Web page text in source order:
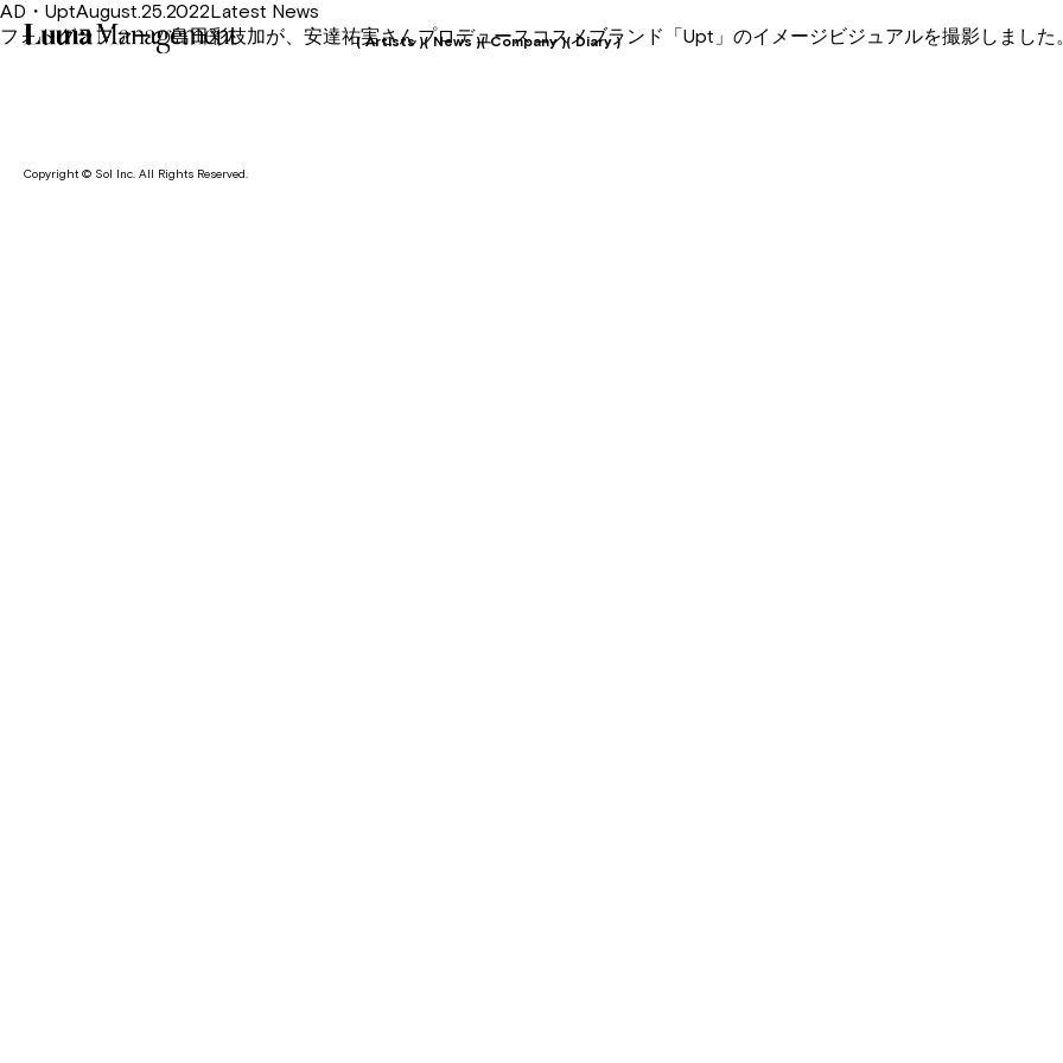
( Artists )( News )( Company )( Diary )
AD・UptAugust.25.2022Latest News
フォトグラファーの島田彩枝加が、安達祐実さんプロデュースコスメブランド「Upt」のイメージビジュアルを撮影しました
Copyright © Sol Inc. All Rights Reserved.